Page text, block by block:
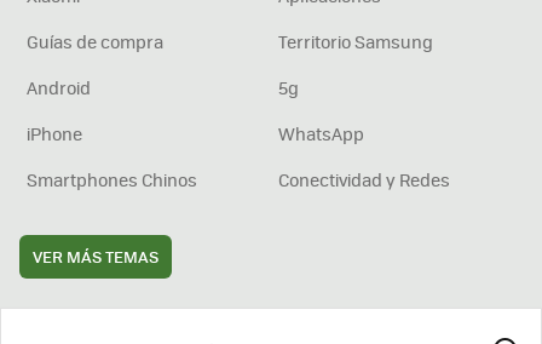
Guías de compra
Territorio Samsung
Android
5g
iPhone
WhatsApp
Smartphones Chinos
Conectividad y Redes
VER MÁS TEMAS